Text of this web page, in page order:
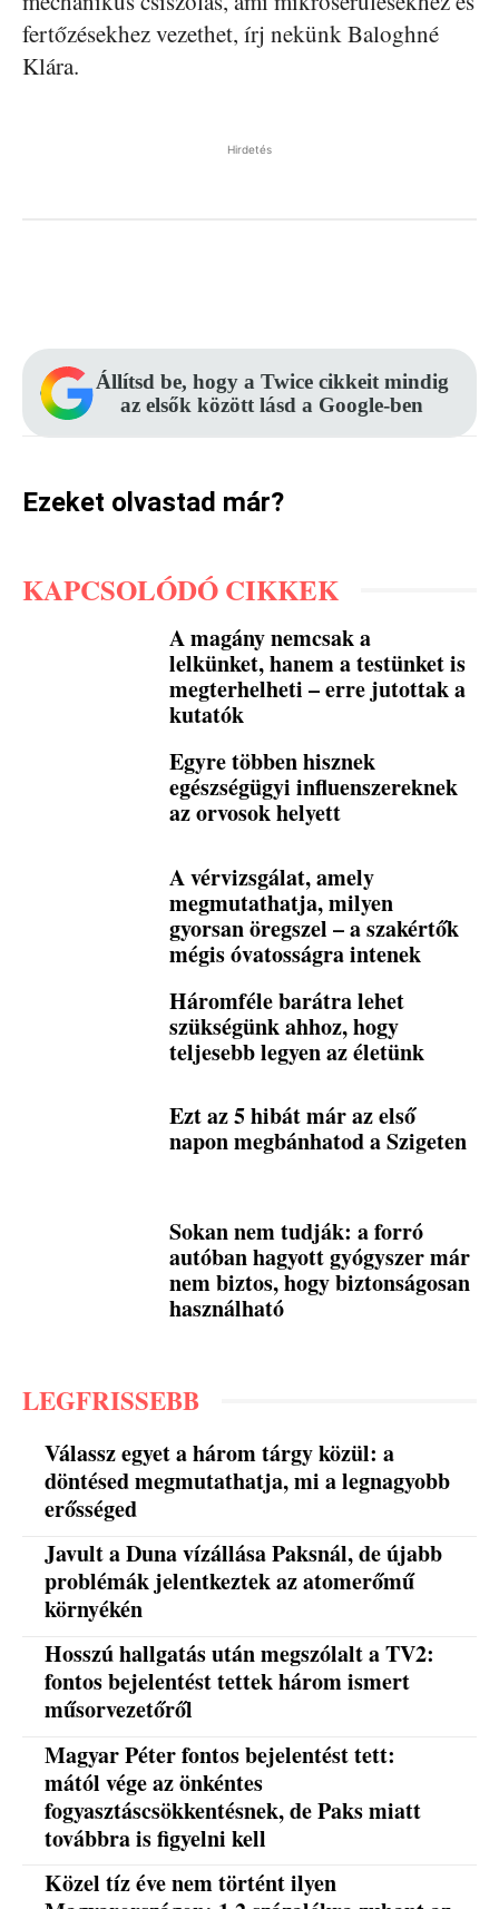
fertőzésekhez vezethet, írj nekünk Baloghné
Klára.
Hirdetés
Állítsd be, hogy a Twice cikkeit mindig
az elsők között lásd a Google-ben
Ezeket olvastad már?
KAPCSOLÓDÓ CIKKEK
A magány nemcsak a
lelkünket, hanem a testünket is
megterhelheti – erre jutottak a
kutatók
Egyre többen hisznek
egészségügyi influenszereknek
az orvosok helyett
A vérvizsgálat, amely
megmutathatja, milyen
gyorsan öregszel – a szakértők
mégis óvatosságra intenek
Háromféle barátra lehet
szükségünk ahhoz, hogy
teljesebb legyen az életünk
Ezt az 5 hibát már az első
napon megbánhatod a Szigeten
Sokan nem tudják: a forró
autóban hagyott gyógyszer már
nem biztos, hogy biztonságosan
használható
LEGFRISSEBB
Válassz egyet a három tárgy közül: a
döntésed megmutathatja, mi a legnagyobb
erősséged
Javult a Duna vízállása Paksnál, de újabb
problémák jelentkeztek az atomerőmű
környékén
Hosszú hallgatás után megszólalt a TV2:
fontos bejelentést tettek három ismert
műsorvezetőről
Magyar Péter fontos bejelentést tett:
mától vége az önkéntes
fogyasztáscsökkentésnek, de Paks miatt
továbbra is figyelni kell
Közel tíz éve nem történt ilyen